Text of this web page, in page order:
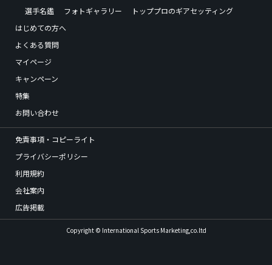
選手名鑑
フォトギャラリー
トッププロのギアセッティング
はじめての方へ
よくある質問
マイページ
キャンペーン
特集
お問い合わせ
免責事項・コピーライト
プライバシーポリシー
利用規約
会社案内
広告掲載
Copyright © International Sports Marketing,co.ltd